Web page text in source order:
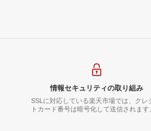
情報セキュリティの取り組み
SSLに対応している楽天市場では、クレ
トカード番号は暗号化して送信されます